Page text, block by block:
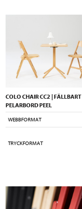
COLO CHAIR CC2 | FÄLLBART
PELARBORD PEEL
WEBBFORMAT
TRYCKFORMAT